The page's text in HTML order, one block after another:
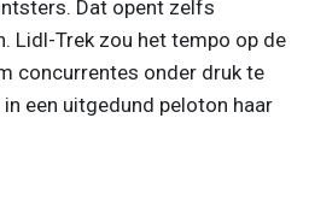
Dat opent zelfs
Lidl-Trek zou het tempo op de
concurrentes onder druk te
een uitgedund peloton haar